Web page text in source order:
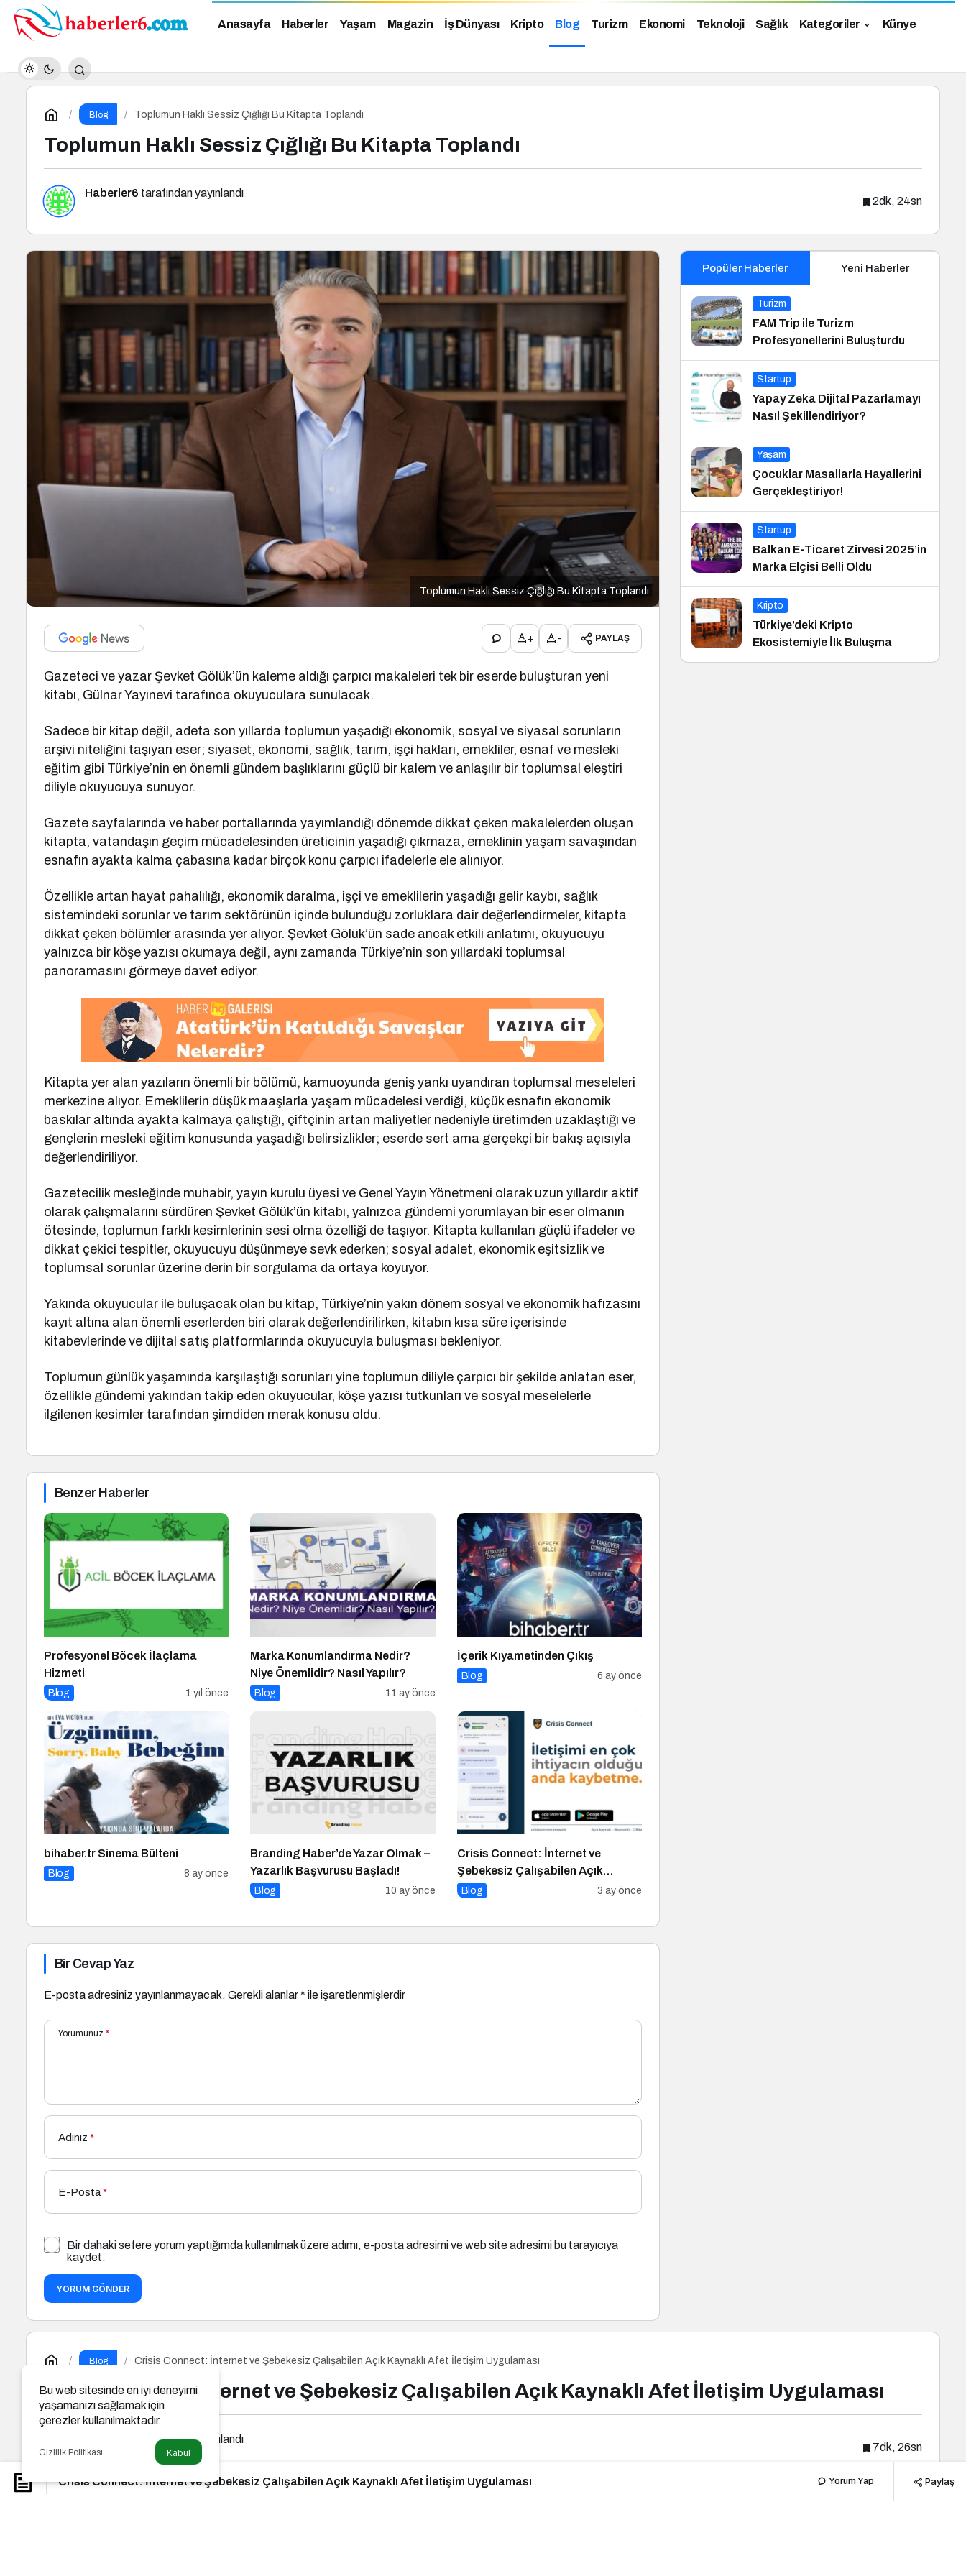
Anasayfa Haberler Yaşam Magazin İş Dünyası Kripto Blog Turizm Ekonomi Teknoloji Sağlık Kategoriler Künye
Blog Toplumun Haklı Sessiz Çığlığı Bu Kitapta Toplandı
Toplumun Haklı Sessiz Çığlığı Bu Kitapta Toplandı
Haberler6 tarafından yayınlandı
2dk, 24sn
Toplumun Haklı Sessiz Çığlığı Bu Kitapta Toplandı
+ - PAYLAŞ
Gazeteci ve yazar Şevket Gölük’ün kaleme aldığı çarpıcı makaleleri tek bir eserde buluşturan yeni
kitabı, Gülnar Yayınevi tarafınca okuyuculara sunulacak.
Sadece bir kitap değil, adeta son yıllarda toplumun yaşadığı ekonomik, sosyal ve siyasal sorunların
arşivi niteliğini taşıyan eser; siyaset, ekonomi, sağlık, tarım, işçi hakları, emekliler, esnaf ve mesleki
eğitim gibi Türkiye’nin en önemli gündem başlıklarını güçlü bir kalem ve anlaşılır bir toplumsal eleştiri
diliyle okuyucuya sunuyor.
Gazete sayfalarında ve haber portallarında yayımlandığı dönemde dikkat çeken makalelerden oluşan
kitapta, vatandaşın geçim mücadelesinden üreticinin yaşadığı çıkmaza, emeklinin yaşam savaşından
esnafın ayakta kalma çabasına kadar birçok konu çarpıcı ifadelerle ele alınıyor.
Özellikle artan hayat pahalılığı, ekonomik daralma, işçi ve emeklilerin yaşadığı gelir kaybı, sağlık
sistemindeki sorunlar ve tarım sektörünün içinde bulunduğu zorluklara dair değerlendirmeler, kitapta
dikkat çeken bölümler arasında yer alıyor. Şevket Gölük’ün sade ancak etkili anlatımı, okuyucuyu
yalnızca bir köşe yazısı okumaya değil, aynı zamanda Türkiye’nin son yıllardaki toplumsal
panoramasını görmeye davet ediyor.
Kitapta yer alan yazıların önemli bir bölümü, kamuoyunda geniş yankı uyandıran toplumsal meseleleri
merkezine alıyor. Emeklilerin düşük maaşlarla yaşam mücadelesi verdiği, küçük esnafın ekonomik
baskılar altında ayakta kalmaya çalıştığı, çiftçinin artan maliyetler nedeniyle üretimden uzaklaştığı ve
gençlerin mesleki eğitim konusunda yaşadığı belirsizlikler; eserde sert ama gerçekçi bir bakış açısıyla
değerlendiriliyor.
Gazetecilik mesleğinde muhabir, yayın kurulu üyesi ve Genel Yayın Yönetmeni olarak uzun yıllardır aktif
olarak çalışmalarını sürdüren Şevket Gölük’ün kitabı, yalnızca gündemi yorumlayan bir eser olmanın
ötesinde, toplumun farklı kesimlerinin sesi olma özelliği de taşıyor. Kitapta kullanılan güçlü ifadeler ve
dikkat çekici tespitler, okuyucuyu düşünmeye sevk ederken; sosyal adalet, ekonomik eşitsizlik ve
toplumsal sorunlar üzerine derin bir sorgulama da ortaya koyuyor.
Yakında okuyucular ile buluşacak olan bu kitap, Türkiye’nin yakın dönem sosyal ve ekonomik hafızasını
kayıt altına alan önemli eserlerden biri olarak değerlendirilirken, kitabın kısa süre içerisinde
kitabevlerinde ve dijital satış platformlarında okuyucuyla buluşması bekleniyor.
Toplumun günlük yaşamında karşılaştığı sorunları yine toplumun diliyle çarpıcı bir şekilde anlatan eser,
özellikle gündemi yakından takip eden okuyucular, köşe yazısı tutkunları ve sosyal meselelerle
ilgilenen kesimler tarafından şimdiden merak konusu oldu.
Benzer Haberler
Profesyonel Böcek İlaçlama
Hizmeti
Blog 1 yıl önce
Marka Konumlandırma Nedir?
Niye Önemlidir? Nasıl Yapılır?
Blog 11 ay önce
İçerik Kıyametinden Çıkış
Blog 6 ay önce
bihaber.tr Sinema Bülteni
Blog 8 ay önce
Branding Haber’de Yazar Olmak –
Yazarlık Başvurusu Başladı!
Blog 10 ay önce
Crisis Connect: İnternet ve
Şebekesiz Çalışabilen Açık
Kaynaklı Afet İletişim Uygulaması
Blog 3 ay önce
Bir Cevap Yaz
E-posta adresiniz yayınlanmayacak. Gerekli alanlar* ile işaretlenmişlerdir
Yorumunuz *
Adınız *
E-Posta*
Bir dahaki sefere yorum yaptığımda kullanılmak üzere adımı, e-posta adresimi ve web site adresimi bu tarayıcıya
kaydet.
YORUM GÖNDER
Popüler Haberler Yeni Haberler
Turizm
FAM Trip ile Turizm
Profesyonellerini Buluşturdu
Startup
Yapay Zeka Dijital Pazarlamayı
Nasıl Şekillendiriyor?
Yaşam
Çocuklar Masallarla Hayallerini
Gerçekleştiriyor!
Startup
Balkan E-Ticaret Zirvesi 2025’in
Marka Elçisi Belli Oldu
Kripto
Türkiye’deki Kripto
Ekosistemiyle İlk Buluşma
Blog Crisis Connect: İnternet ve Şebekesiz Çalışabilen Açık Kaynaklı Afet İletişim Uygulaması
Crisis Connect: İnternet ve Şebekesiz Çalışabilen Açık Kaynaklı Afet İletişim Uygulaması
tarafından yayınlandı
7dk, 26sn
Crisis Connect: İnternet ve Şebekesiz Çalışabilen Açık Kaynaklı Afet İletişim Uygulaması Yorum Yap Paylaş
Bu web sitesinde en iyi deneyimi
yaşamanızı sağlamak için
çerezler kullanılmaktadır.
Gizlilik Politikası Kabul